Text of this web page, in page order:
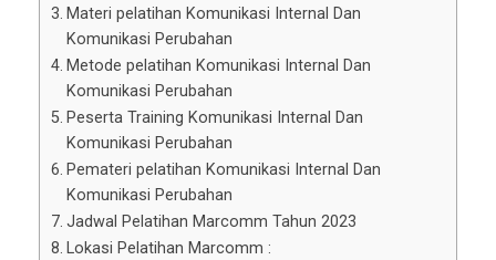
Materi pelatihan Komunikasi Internal Dan
Komunikasi Perubahan
Metode pelatihan Komunikasi Internal Dan
Komunikasi Perubahan
Peserta Training Komunikasi Internal Dan
Komunikasi Perubahan
Pemateri pelatihan Komunikasi Internal Dan
Komunikasi Perubahan
Jadwal Pelatihan Marcomm Tahun 2023
Lokasi Pelatihan Marcomm :